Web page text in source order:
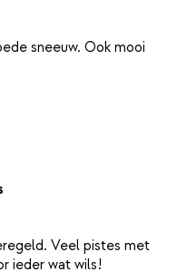
sneeuw. Ook mooi
Veel pistes met